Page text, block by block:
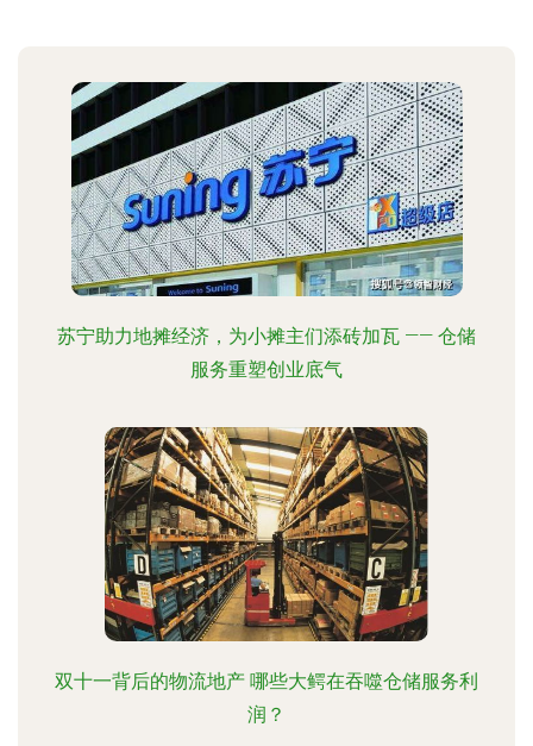
苏宁助力地摊经济，为小摊主们添砖加瓦 —— 仓储
服务重塑创业底气
双十一背后的物流地产 哪些大鳄在吞噬仓储服务利
润？